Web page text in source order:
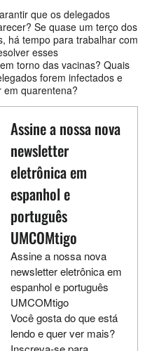
que os delegados
Se quase um terço dos
há tempo para trabalhar com
esses
torno das vacinas? Quais
forem infectados e
em quarentena?
Assine a nossa nova
newsletter
eletrônica em
espanhol e
português
UMCOMtigo
Assine a nossa nova
newsletter eletrônica em
espanhol e português
UMCOMtigo
Você gosta do que está
lendo e quer ver mais?